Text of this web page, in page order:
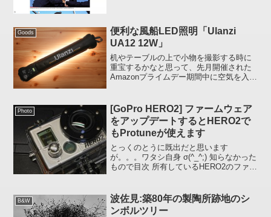
Goods
便利な風船LED照明「Ulanzi
UA12 12W」
机やテーブルの上で小物を撮影する時に
重宝するかなと思って、先月開催された
Amazonプライムデー期間中に空気を入れ
手で持っていられる「重さ226g」...
Photo
[GoPro HERO2] ファームウェア
をアップデートするとHERO2で
もProtuneが使えます
とっくのとうに既出だと思います
が。。。ワタシ自身 σ(^_^;) 知らなかった
もので目次 所有しているHERO2のファー
すると映像が白っぽくなっちゃうけ...
B&W
波佐見:築80年の製陶所跡地のシ
ンボルツリー